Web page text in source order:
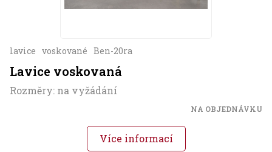
lavice voskované Ben-20ra
Lavice voskovaná
Rozměry: na vyžádání
NA OBJEDNÁVKU
Více informací